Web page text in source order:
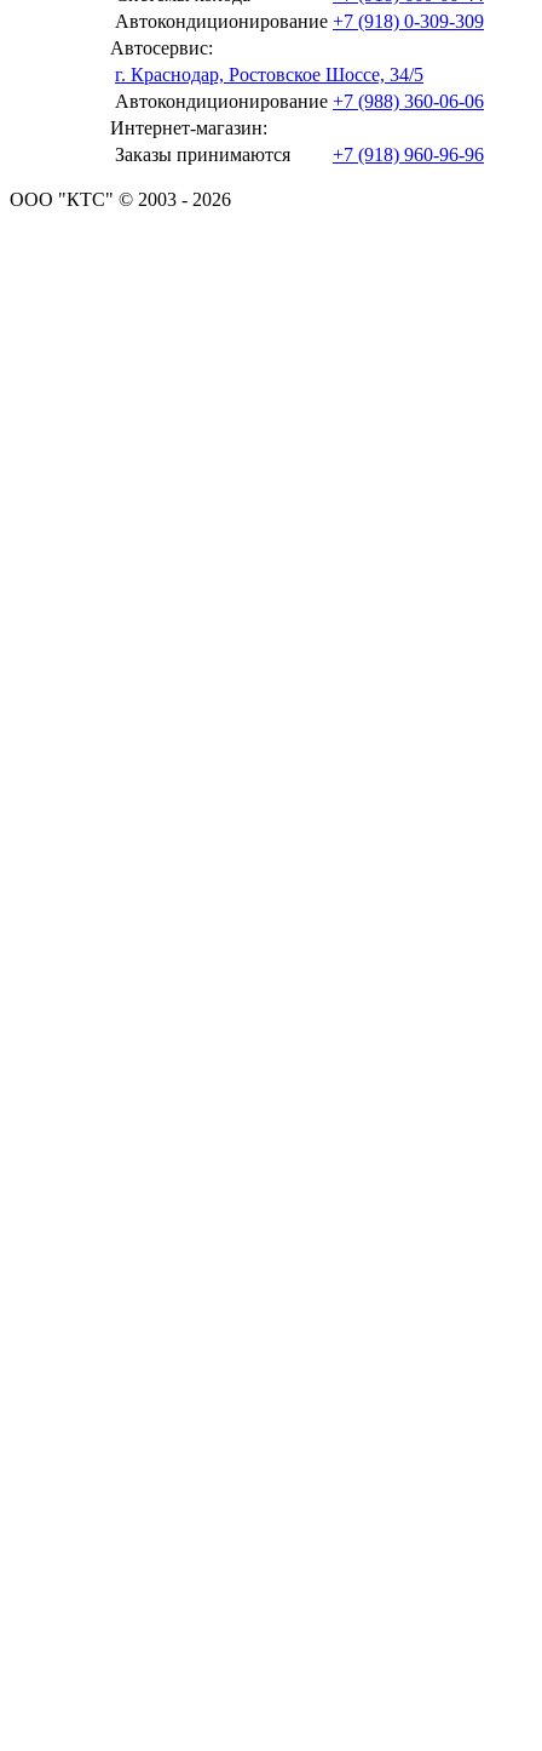
Автокондиционирование +7 (918) 0-309-309
Автосервис:
г. Краснодар, Ростовское Шоссе, 34/5
Автокондиционирование +7 (988) 360-06-06
Интернет-магазин:
Заказы принимаются
+7 (918) 960-96-96
ООО "КТС" © 2003 - 2026